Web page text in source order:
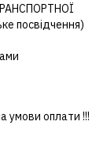
посвідчення)
умови оплати !!!